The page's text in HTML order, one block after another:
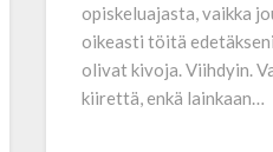
opiskeluajasta, vaikka
oikeasti töitä
olivat kivoja. Viihdyin.
kiirettä, enkä lainkaan…